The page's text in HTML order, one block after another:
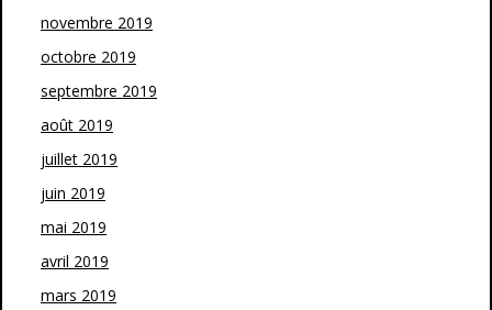
novembre 2019
octobre 2019
septembre 2019
août 2019
juillet 2019
juin 2019
mai 2019
avril 2019
mars 2019